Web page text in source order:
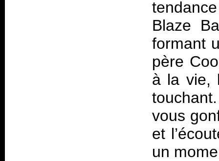
Blaze
formant
père
à la vie,
vous
et
un